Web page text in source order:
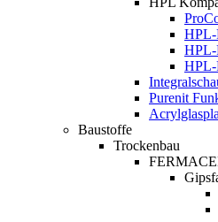
HPL-
HPL-
HPL-
Purenit
Baustoffe
Trockenbau